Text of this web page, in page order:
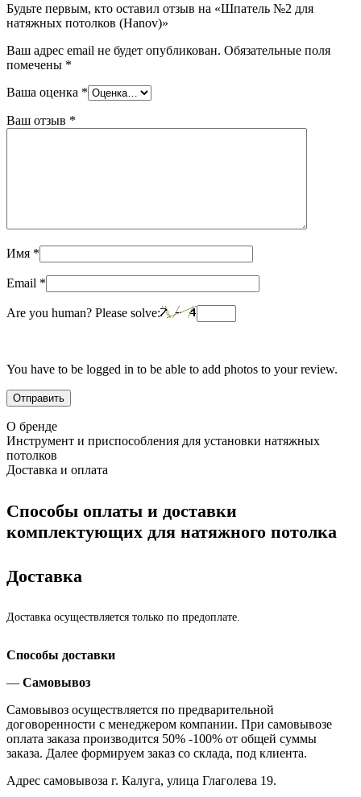
Будьте первым, кто оставил отзыв на «Шпатель №2 для
натяжных потолков (Hanov)»
Ваш адрес email не будет опубликован. Обязательные поля
помечены *
Ваша оценка *
Ваш отзыв *
Имя *
Email *
Are you human? Please solve:
You have to be logged in to be able to add photos to your review.
О бренде
Инструмент и приспособления для установки натяжных
потолков
Доставка и оплата
Способы оплаты и доставки
комплектующих для натяжного потолка
Доставка
Доставка осуществляется только по предоплате.
Способы доставки
— Самовывоз
Самовывоз осуществляется по предварительной
договоренности с менеджером компании. При самовывозе
оплата заказа производится 50% -100% от общей суммы
заказа. Далее формируем заказ со склада, под клиента.
Адрес самовывоза г. Калуга, улица Глаголева 19.